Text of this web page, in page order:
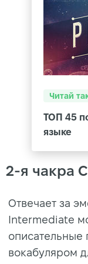
Читай
ТОП 45
языке
2-я чакра
Отвечает за
Intermediate
описательные
вокабуляром